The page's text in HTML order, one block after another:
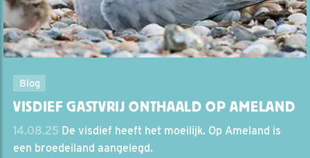
Blog
VISDIEF GASTVRIJ ONTHAALD OP AMELAND
14.08.25 De visdief heeft het moeilijk. Op Ameland is
een broedeiland aangelegd.